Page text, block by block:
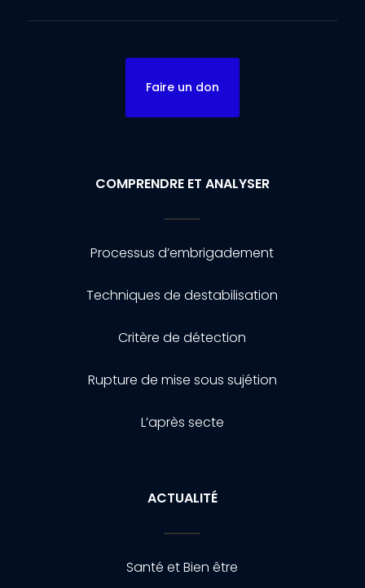
Faire un don
COMPRENDRE ET ANALYSER
Processus d’embrigadement
Techniques de destabilisation
Critère de détection
Rupture de mise sous sujétion
L’après secte
ACTUALITÉ
Santé et Bien être